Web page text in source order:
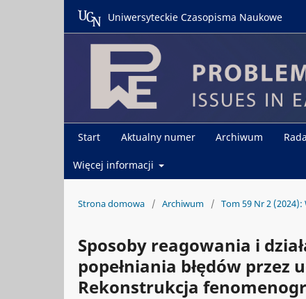
Start Aktualny numer Archiwum
Więcej informacji
Uniwersyteckie Czasopisma Naukowe
Strona domowa / Archiwum / Tom 59 Nr 2
Sposoby reagowania i
popełniania błędów
Rekonstrukcja